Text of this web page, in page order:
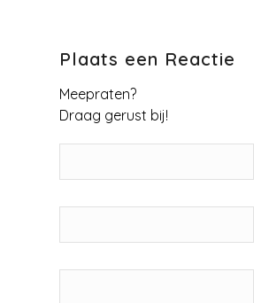
Plaats een Reactie
Meepraten?
Draag gerust bij!